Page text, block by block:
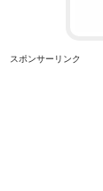
スポンサーリンク